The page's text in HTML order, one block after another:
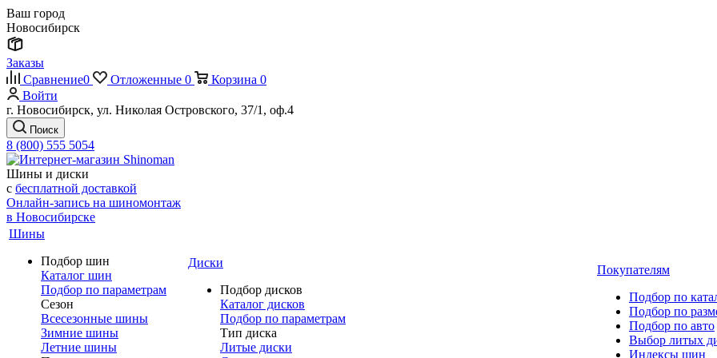
Ваш город
Новосибирск
Заказы
Сравнение0 Отложенные 0 Корзина 0
Войти
г. Новосибирск, ул. Николая Островского, 37/1, оф.4
Поиск
8 (800) 555 5054
Шины и диски
с бесплатной доставкой
Онлайн-запись на шиномонтаж
в Новосибирске
Шины
Подбор шин
Каталог шин
Подбор по параметрам
Сезон
Всесезонные шины
Зимние шины
Летние шины
Диски
Подбор дисков
Каталог дисков
Подбор по параметрам
Тип диска
Литые диски
Покупателям
Подбор по
Подбор по
Подбор по авто
Выбор литых
Индексы шин